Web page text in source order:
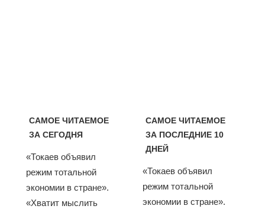
САМОЕ ЧИТАЕМОЕ
ЗА СЕГОДНЯ
«Токаев объявил
режим тотальной
экономии в стране».
«Хватит мыслить
САМОЕ ЧИТАЕМОЕ
ЗА ПОСЛЕДНИЕ 10
ДНЕЙ
«Токаев объявил
режим тотальной
экономии в стране».